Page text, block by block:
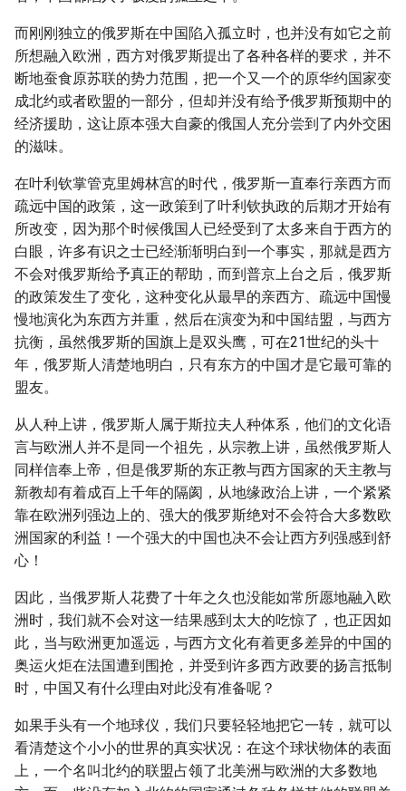
而刚刚独立的俄罗斯在中国陷入孤立时，也并没有如它之前
所想融入欧洲，西方对俄罗斯提出了各种各样的要求，并不
断地蚕食原苏联的势力范围，把一个又一个的原华约国家变
成北约或者欧盟的一部分，但却并没有给予俄罗斯预期中的
经济援助，这让原本强大自豪的俄国人充分尝到了内外交困
的滋味。
在叶利钦掌管克里姆林宫的时代，俄罗斯一直奉行亲西方而
疏远中国的政策，这一政策到了叶利钦执政的后期才开始有
所改变，因为那个时候俄国人已经受到了太多来自于西方的
白眼，许多有识之士已经渐渐明白到一个事实，那就是西方
不会对俄罗斯给予真正的帮助，而到普京上台之后，俄罗斯
的政策发生了变化，这种变化从最早的亲西方、疏远中国慢
慢地演化为东西方并重，然后在演变为和中国结盟，与西方
抗衡，虽然俄罗斯的国旗上是双头鹰，可在21世纪的头十
年，俄罗斯人清楚地明白，只有东方的中国才是它最可靠的
盟友。
从人种上讲，俄罗斯人属于斯拉夫人种体系，他们的文化语
言与欧洲人并不是同一个祖先，从宗教上讲，虽然俄罗斯人
同样信奉上帝，但是俄罗斯的东正教与西方国家的天主教与
新教却有着成百上千年的隔阂，从地缘政治上讲，一个紧紧
靠在欧洲列强边上的、强大的俄罗斯绝对不会符合大多数欧
洲国家的利益！一个强大的中国也决不会让西方列强感到舒
心！
因此，当俄罗斯人花费了十年之久也没能如常所愿地融入欧
洲时，我们就不会对这一结果感到太大的吃惊了，也正因如
此，当与欧洲更加遥远，与西方文化有着更多差异的中国的
奥运火炬在法国遭到围抢，并受到许多西方政要的扬言抵制
时，中国又有什么理由对此没有准备呢？
如果手头有一个地球仪，我们只要轻轻地把它一转，就可以
看清楚这个小小的世界的真实状况：在这个球状物体的表面
上，一个名叫北约的联盟占领了北美洲与欧洲的大多数地